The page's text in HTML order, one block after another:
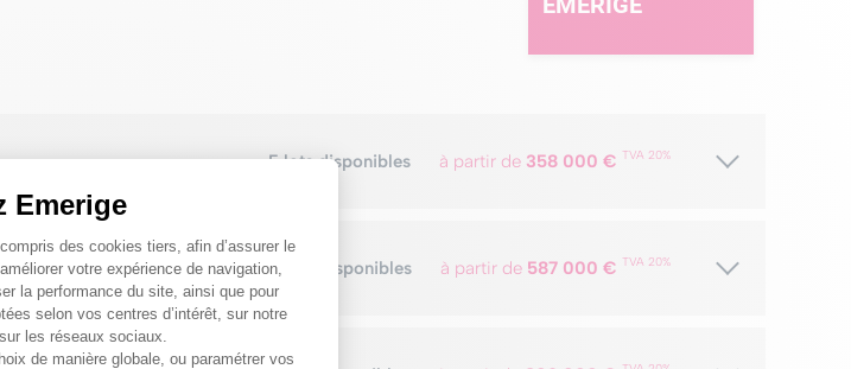
5 lots disponibles à partir de 358 000 € TVA 20%
6 lots disponibles à partir de 587 000 € TVA 20%